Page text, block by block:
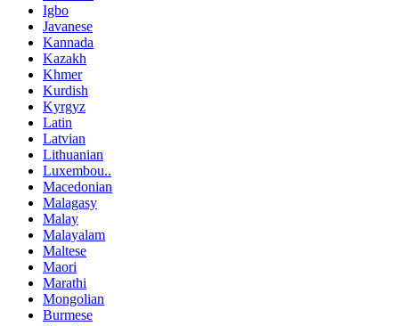
Igbo
Javanese
Kannada
Kazakh
Khmer
Kurdish
Kyrgyz
Latin
Latvian
Lithuanian
Luxembou..
Macedonian
Malagasy
Malay
Malayalam
Maltese
Maori
Marathi
Mongolian
Burmese